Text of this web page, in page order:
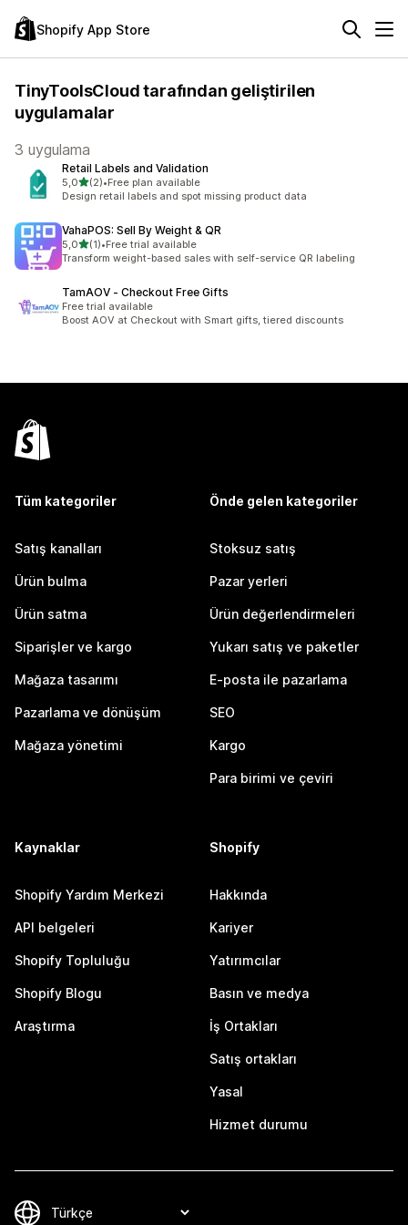
Shopify App Store
TinyToolsCloud tarafından geliştirilen
uygulamalar
3 uygulama
Retail Labels and Validation
5,05 yıldız üzerinden
(2)
toplam 2 değerlendirme
•Free plan available
Design retail labels and spot missing product data
VahaPOS: Sell By Weight & QR
5,05 yıldız üzerinden
(1)
toplam 1 değerlendirme
•Free trial available
Transform weight-based sales with self-service QR labeling
TamAOV ‑ Checkout Free Gifts
Free trial available
Boost AOV at Checkout with Smart gifts, tiered discounts
Tüm kategoriler
Satış kanalları
Ürün bulma
Ürün satma
Siparişler ve kargo
Mağaza tasarımı
Pazarlama ve dönüşüm
Mağaza yönetimi
Önde gelen kategoriler
Stoksuz satış
Pazar yerleri
Ürün değerlendirmeleri
Yukarı satış ve paketler
E-posta ile pazarlama
SEO
Kargo
Para birimi ve çeviri
Kaynaklar
Shopify Yardım Merkezi
API belgeleri
Shopify Topluluğu
Shopify Blogu
Araştırma
Shopify
Hakkında
Kariyer
Yatırımcılar
Basın ve medya
İş Ortakları
Satış ortakları
Yasal
Hizmet durumu